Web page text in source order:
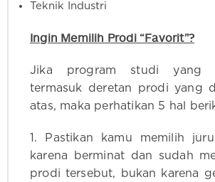
Teknik Industri
Ingin Memilih Prodi “Favorit”?
Jika program studi yang
termasuk deretan prodi yang
atas, maka perhatikan 5 hal
1. Pastikan kamu memilih
karena berminat dan sudah
prodi tersebut, bukan karena